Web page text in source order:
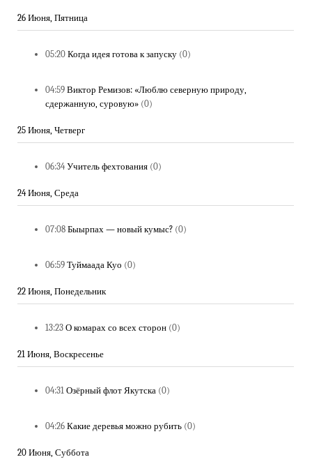
26 Июня, Пятница
05:20 Когда идея готова к запуску (0)
04:59 Виктор Ремизов: «Люблю северную природу,
сдержанную, суровую» (0)
25 Июня, Четверг
06:34 Учитель фехтования (0)
24 Июня, Среда
07:08 Быырпах — новый кумыс? (0)
06:59 Туймаада Куо (0)
22 Июня, Понедельник
13:23 О комарах со всех сторон (0)
21 Июня, Воскресенье
04:31 Озёрный флот Якутска (0)
04:26 Какие деревья можно рубить (0)
20 Июня, Суббота